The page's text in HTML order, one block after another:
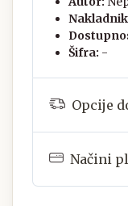
Šifra: -
Opcije
Načini